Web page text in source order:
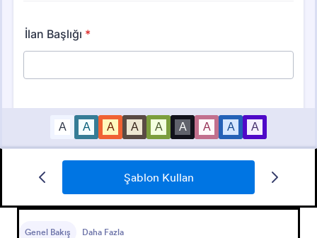
Şablon Kullan
Genel Bakış Daha Fazla
Gayrimenkul Bilgileri Toplama Formu
istiyorsunuz? Bu emlak bilgisi toplama formu ile